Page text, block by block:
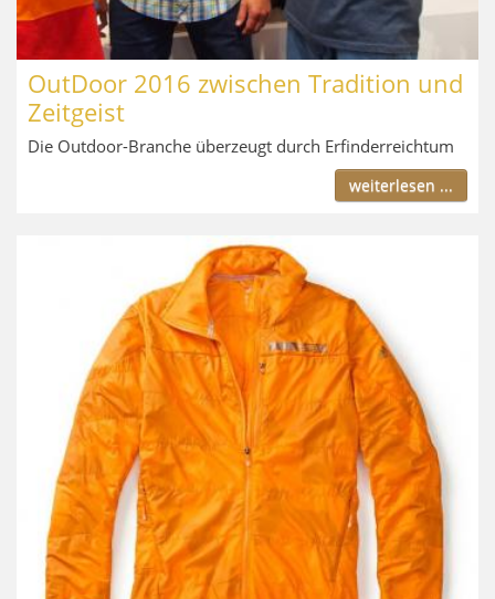
OutDoor 2016 zwischen Tradition und
Zeitgeist
Die Outdoor-Branche überzeugt durch Erfinderreichtum
weiterlesen ...